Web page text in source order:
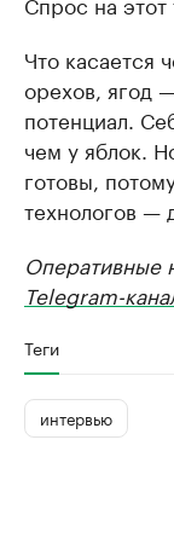
Что касается
орехов, ягод
потенциал.
чем у яблок.
готовы,
технологов —
Оперативные
Telegram-
Теги
интервью